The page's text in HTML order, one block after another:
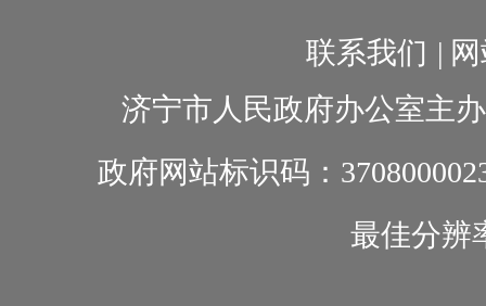
联系我们 |
济宁市人民政府办公室主
政府网站标识码：
最佳分辨